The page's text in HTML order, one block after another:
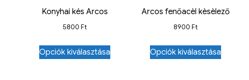
Konyhai kés Arcos
5800Ft
Opciók kiválasztása
Arcos fenőacèl kèsèlező
8900Ft
Opciók kiválasztása